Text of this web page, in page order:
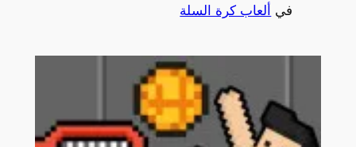
في ألعاب كرة السلة